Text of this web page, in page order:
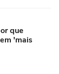
que
'mais